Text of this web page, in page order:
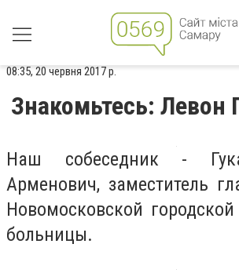
08:35, 20 червня 2017 р.
Знакомьтесь: Левон
Наш собеседник -
Арменович, заместитель
Новомосковской
больницы.